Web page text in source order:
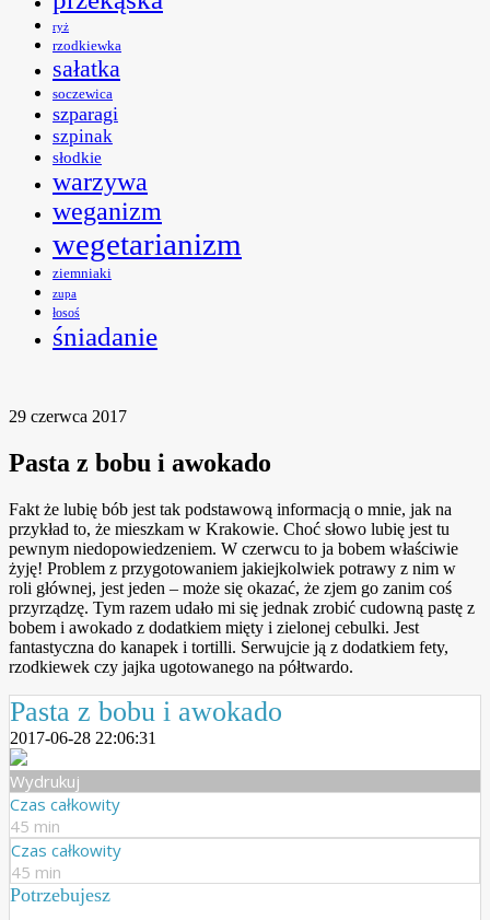
ryż
rzodkiewka
sałatka
soczewica
szparagi
szpinak
słodkie
warzywa
weganizm
wegetarianizm
ziemniaki
zupa
łosoś
śniadanie
29 czerwca 2017
Pasta z bobu i awokado
Fakt że lubię bób jest tak podstawową informacją o mnie, jak na
przykład to, że mieszkam w Krakowie. Choć słowo lubię jest tu
pewnym niedopowiedzeniem. W czerwcu to ja bobem właściwie
żyję! Problem z przygotowaniem jakiejkolwiek potrawy z nim w
roli głównej, jest jeden – może się okazać, że zjem go zanim coś
przyrządzę. Tym razem udało mi się jednak zrobić cudowną pastę z
bobem i awokado z dodatkiem mięty i zielonej cebulki. Jest
fantastyczna do kanapek i tortilli. Serwujcie ją z dodatkiem fety,
rzodkiewek czy jajka ugotowanego na półtwardo.
Pasta z bobu i awokado
2017-06-28 22:06:31
Wydrukuj
Czas całkowity
45 min
Czas całkowity
45 min
Potrzebujesz